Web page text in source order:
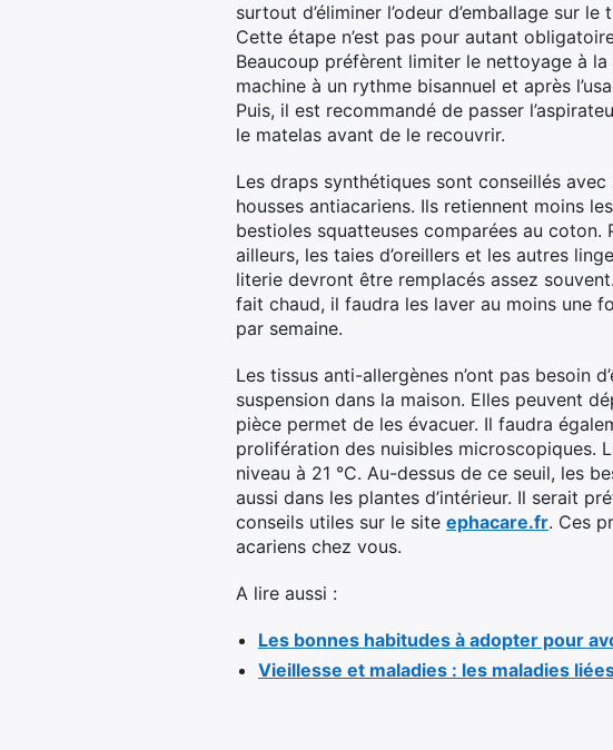
surtout d’éliminer l’odeur d’emballage sur le
Cette étape n’est pas pour autant
Beaucoup préfèrent limiter le nettoyage à la
machine à un rythme bisannuel et après
Puis, il est recommandé de passer
le matelas avant de le recouvrir.
Les draps synthétiques sont conseillés avec
housses antiacariens. Ils retiennent moins les
bestioles squatteuses comparées au coton.
ailleurs, les taies d’oreillers et les autres
literie devront être remplacés assez souvent.
fait chaud, il faudra les laver au moins une
par semaine.
Les tissus anti-allergènes n’ont pas besoin
suspension dans la maison. Elles peuvent
pièce permet de les évacuer. Il faudra
prolifération des nuisibles microscopiques.
niveau à 21 °C. Au-dessus de ce seuil, les
aussi dans les plantes d’intérieur. Il serait
conseils utiles sur le site ephacare.fr. Ces
acariens chez vous.
A lire aussi :
Les bonnes habitudes à adopter pour
Vieillesse et maladies : les maladies liées